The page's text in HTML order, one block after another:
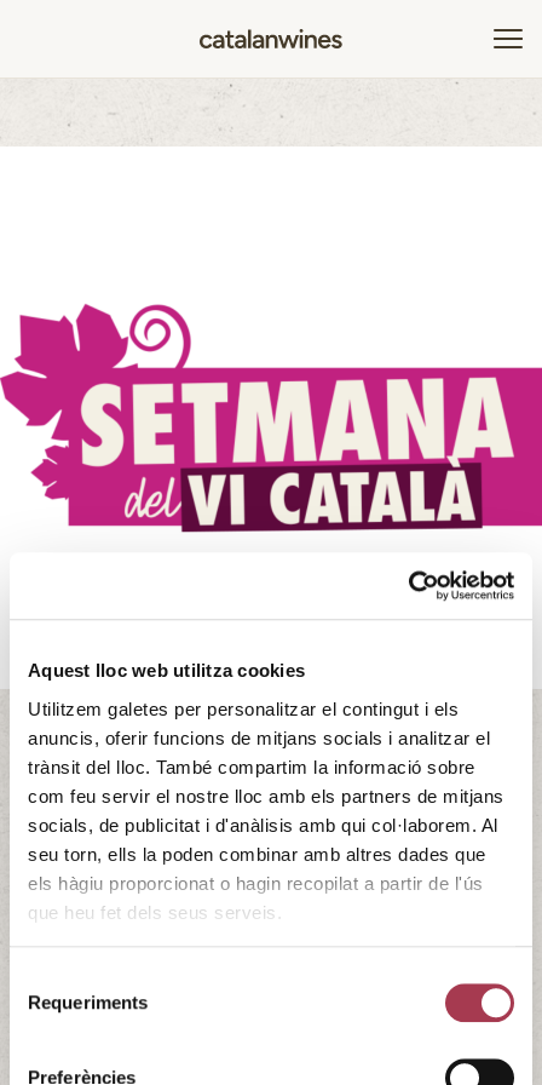
Aquest lloc web utilitza cookies
Utilitzem galetes per personalitzar el contingut i els
anuncis, oferir funcions de mitjans socials i analitzar el
trànsit del lloc. També compartim la informació sobre
com feu servir el nostre lloc amb els partners de mitjans
socials, de publicitat i d'anàlisis amb qui col·laborem. Al
seu torn, ells la poden combinar amb altres dades que
els hàgiu proporcionat o hagin recopilat a partir de l'ús
que heu fet dels seus serveis.
Requeriments
Preferències
Semana del Vino Catalán
La Semana del Vino Catalán da a conocer y promociona
los vinos de Cataluña en todo el territorio. Es la fiesta
anual de los vinos catalanes, un evento que agrupa a todo
un conjunto de actividades por todo el territorio catalán
03/11/2023 - 12/11/2023